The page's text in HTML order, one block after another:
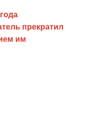
прекратил
им